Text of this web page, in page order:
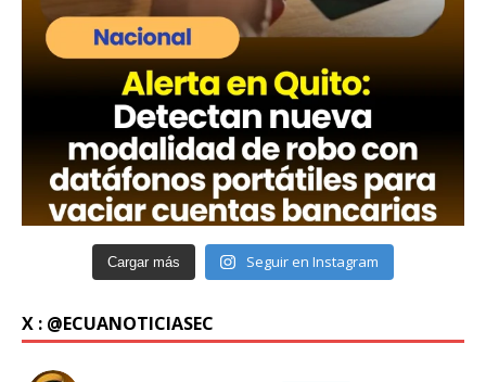
Cargar más Seguir en Instagram
X : @ECUANOTICIASEC